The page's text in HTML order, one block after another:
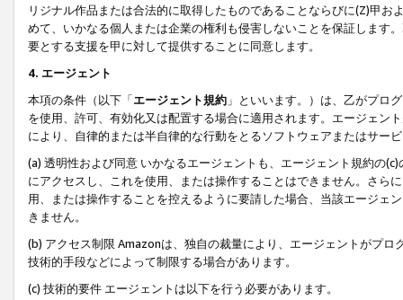
リジナル作品または合法的に取得したものであることならびに(Z)甲
めて、いかなる個人または企業の権利も侵害しないことを保証します
要とする支援を甲に対して提供することに同意します。
4. エージェント
本項の条件（以下「エージェント規約 」といいます。）は、乙がプロ
を使用、許可、有効化又は配置する場合に適用されます。エージェン
により、自律的または半自律的な行動をとるソフトウェアまたはサー
(a) 透明性および同意 いかなるエージェントも、エージェント規約の
にアクセスし、これを使用、または操作することはできません。さら
用、または操作することを控えるように要請した場合、当該エージェ
きません。
(b) アクセス制限 Amazonは、独自の裁量により、エージェントがプ
技術的手段などによって制限する場合があります。
(c) 技術的要件 エージェントは以下を行う必要があります。